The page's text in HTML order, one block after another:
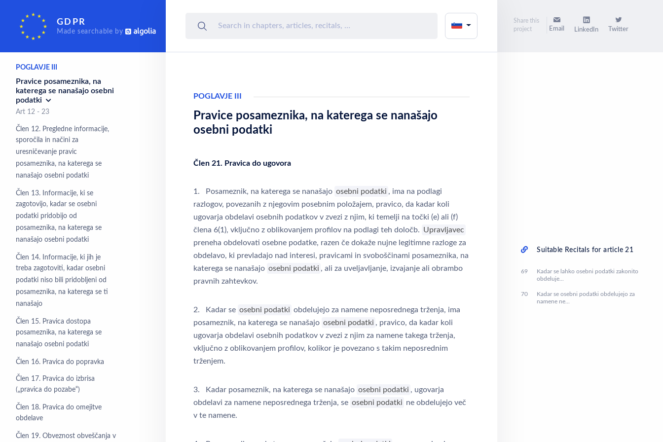
GDPR
Made searchable by
Načela
Art 5 - 11
POGLAVJE III
Pravice posameznika, na
katerega se nanašajo osebni
podatki
Art 12 - 23
Člen 12. Pregledne informacije,
sporočila in načini za
uresničevanje pravic
posameznika, na katerega se
nanašajo osebni podatki
Člen 13. Informacije, ki se
zagotovijo, kadar se osebni
podatki pridobijo od
posameznika, na katerega se
nanašajo osebni podatki
Člen 14. Informacije, ki jih je
treba zagotoviti, kadar osebni
podatki niso bili pridobljeni od
posameznika, na katerega se ti
nanašajo
Člen 15. Pravica dostopa
posameznika, na katerega se
nanašajo osebni podatki
Člen 16. Pravica do popravka
Člen 17. Pravica do izbrisa
(„pravica do pozabe“)
Člen 18. Pravica do omejitve
obdelave
Člen 19. Obveznost obveščanja v
POGLAVJE III
Pravice posameznika, na katerega se nanašajo
osebni podatki
Člen 21. Pravica do ugovora
1. Posameznik, na katerega se nanašajo osebni podatki , ima na podlagi
razlogov, povezanih z njegovim posebnim položajem, pravico, da kadar koli
ugovarja obdelavi osebnih podatkov v zvezi z njim, ki temelji na točki (e) ali (f)
člena 6(1), vključno z oblikovanjem profilov na podlagi teh določb. Upravljavec
preneha obdelovati osebne podatke, razen če dokaže nujne legitimne razloge za
obdelavo, ki prevladajo nad interesi, pravicami in svoboščinami posameznika, na
katerega se nanašajo osebni podatki , ali za uveljavljanje, izvajanje ali obrambo
pravnih zahtevkov.
2. Kadar se osebni podatki obdelujejo za namene neposrednega trženja, ima
posameznik, na katerega se nanašajo osebni podatki , pravico, da kadar koli
ugovarja obdelavi osebnih podatkov v zvezi z njim za namene takega trženja,
vključno z oblikovanjem profilov, kolikor je povezano s takim neposrednim
trženjem.
3. Kadar posameznik, na katerega se nanašajo osebni podatki , ugovarja
obdelavi za namene neposrednega trženja, se osebni podatki ne obdelujejo več
v te namene.
Share this
project
Email LinkedIn Twitter
Suitable Recitals for article 21
69
Kadar se lahko osebni podatki zakonito
obdeluje...
70
Kadar se osebni podatki obdelujejo za
namene ne...